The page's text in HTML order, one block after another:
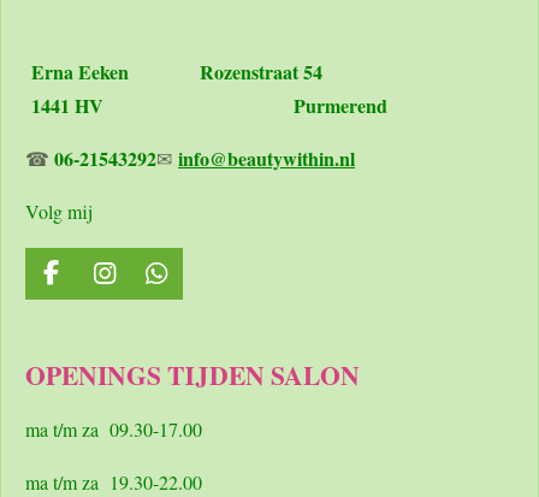
Erna Eeken Rozenstraat 54
1441 HV Purmerend
☎ 06-21543292✉ info@beautywithin.nl
Volg mij
F
a
b
o
I
n
a
r
m
W
h
s
p
OPENINGS TIJDEN SALON
ma t/m za 09.30-17.00
ma t/m za 19.30-22.00